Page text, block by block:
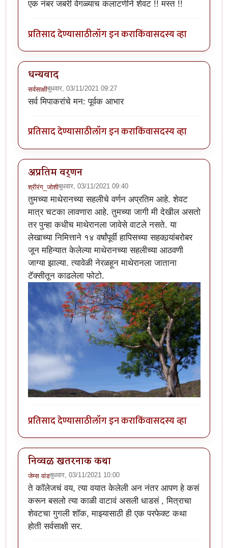
एक नंबर जबरी वेगळ्याच कलाटणीने शेवट !! मस्त !!
प्रतिसाद देण्यासाठीलॉग इन कराकिंवासदस्य व्हा
धन्यवाद
सर्वसाक्षीबुधवार, 03/11/2021 09:27
सर्व मिपाकरांचे मन: पूर्वक आभार
प्रतिसाद देण्यासाठीलॉग इन कराकिंवासदस्य व्हा
अप्रतिम वर्णन
श्रीरंग_जोशीबुधवार, 03/11/2021 09:40
तुमच्या माथेरानच्या सहलीचे वर्णन अप्रतिम आहे. शेवट
मात्र चटका लावणारा आहे. तुमच्या जागी मी देखील असतो
तर पुन्हा कधीच माथेरानला जावेसे वाटले नसते. या
लेखाच्या निमित्ताने १४ वर्षांपूर्वी हापिसच्या सहकार्‍यांबरोबर
जून महिन्यात केलेल्या माथेरानच्या सहलीच्या आठवणी
जाग्या झाल्या. त्यावेळी नेरळहून माथेरानला जाताना
टॅक्सीतून काढलेला फोटो.
प्रतिसाद देण्यासाठीलॉग इन कराकिंवासदस्य व्हा
निव्वळ खतरनाक कथा
जेम्स वांडबुधवार, 03/11/2021 10:00
ते कॉलेजचं वय, त्या वयात केलेली अन नंतर आपण हे कसं
करून बसलो त्या काळी वाटावं असली धाडसं , मित्राचा
शेवटचा गुगली शॉक, माझ्यासाठी ही एक परफेक्ट कथा
होती सर्वसाक्षी सर.